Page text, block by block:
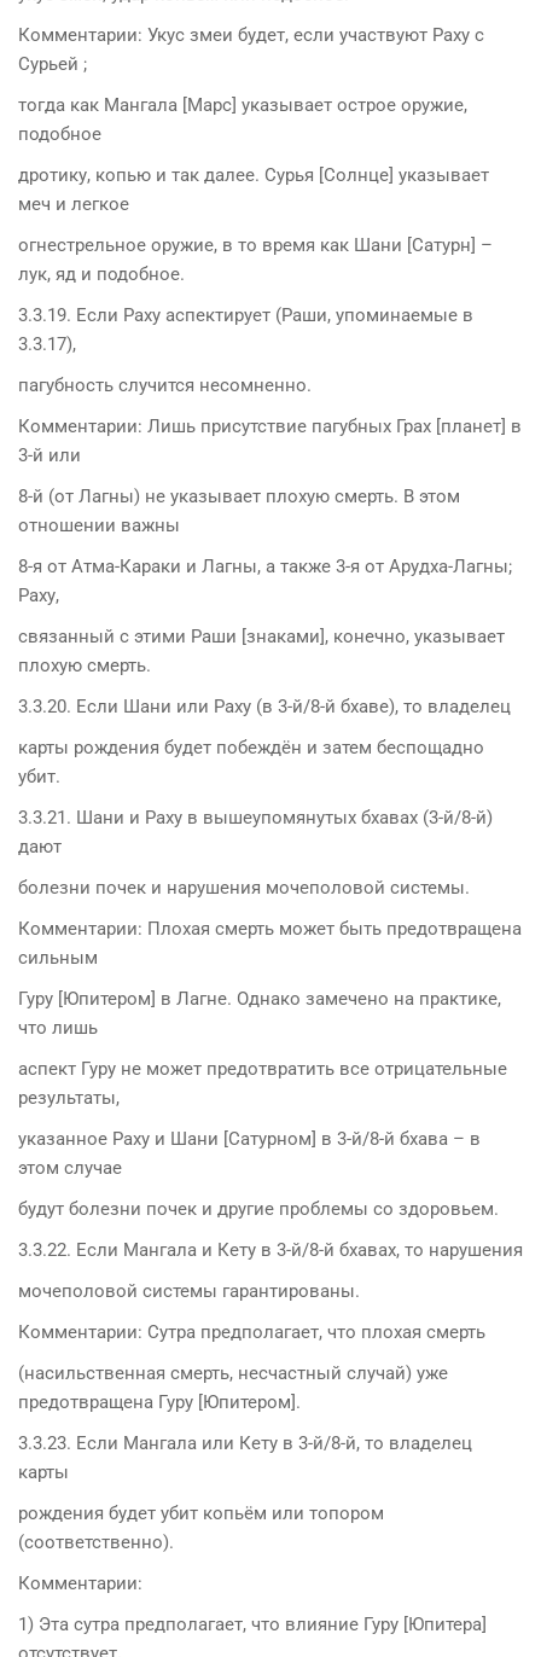
Комментарии: Укус змеи будет, если участвуют Раху с
Сурьей ;
тогда как Мангала [Марс] указывает острое оружие,
подобное
дротику, копью и так далее. Сурья [Солнце] указывает
меч и легкое
огнестрельное оружие, в то время как Шани [Сатурн] –
лук, яд и подобное.
3.3.19. Если Раху аспектирует (Раши, упоминаемые в
3.3.17),
пагубность случится несомненно.
Комментарии: Лишь присутствие пагубных Грах [планет] в
3-й или
8-й (от Лагны) не указывает плохую смерть. В этом
отношении важны
8-я от Атма-Караки и Лагны, а также 3-я от Арудха-Лагны;
Раху,
связанный с этими Раши [знаками], конечно, указывает
плохую смерть.
3.3.20. Если Шани или Раху (в 3-й/8-й бхаве), то владелец
карты рождения будет побеждён и затем беспощадно
убит.
3.3.21. Шани и Раху в вышеупомянутых бхавах (3-й/8-й)
дают
болезни почек и нарушения мочеполовой системы.
Комментарии: Плохая смерть может быть предотвращена
сильным
Гуру [Юпитером] в Лагне. Однако замечено на практике,
что лишь
аспект Гуру не может предотвратить все отрицательные
результаты,
указанное Раху и Шани [Сатурном] в 3-й/8-й бхава – в
этом случае
будут болезни почек и другие проблемы со здоровьем.
3.3.22. Если Мангала и Кету в 3-й/8-й бхавах, то нарушения
мочеполовой системы гарантированы.
Комментарии: Сутра предполагает, что плохая смерть
(насильственная смерть, несчастный случай) уже
предотвращена Гуру [Юпитером].
3.3.23. Если Мангала или Кету в 3-й/8-й, то владелец
карты
рождения будет убит копьём или топором
(соответственно).
Комментарии:
1) Эта сутра предполагает, что влияние Гуру [Юпитера]